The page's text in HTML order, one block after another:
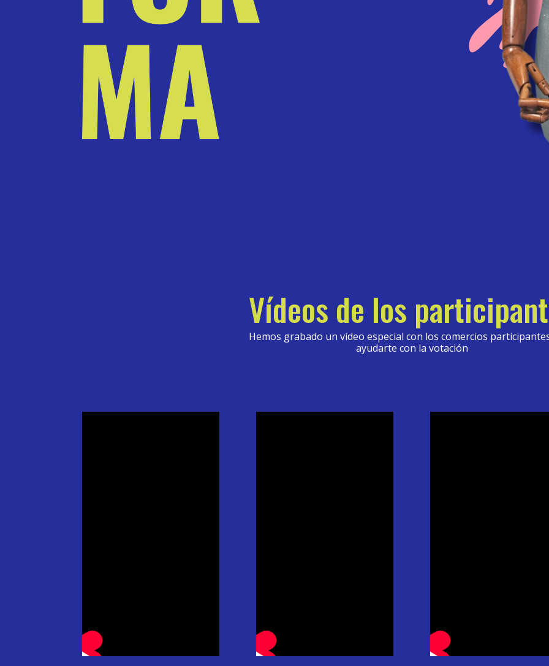
Vídeos de los
Hemos grabado un vídeo especial con los comercios
ayudarte con la votación